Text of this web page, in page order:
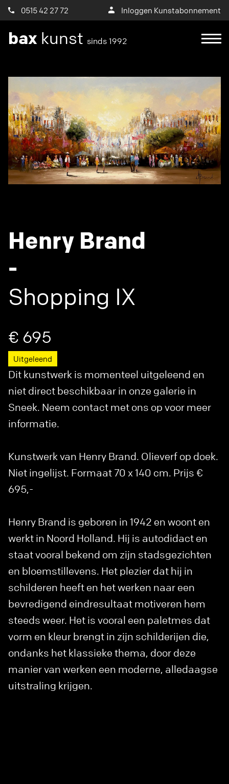
0515 42 27 72 Inloggen Kunstabonnement
bax kunst sinds 1992
Henry Brand
-
Shopping IX
€ 695
Uitgeleend
Dit kunstwerk is momenteel uitgeleend en
niet direct beschikbaar in onze galerie in
Sneek. Neem contact met ons op voor meer
informatie.
Kunstwerk van Henry Brand. Olieverf op doek.
Niet ingelijst. Formaat 70 x 140 cm. Prijs €
695,-
Henry Brand is geboren in 1942 en woont en
werkt in Noord Holland. Hij is autodidact en
staat vooral bekend om zijn stadsgezichten
en bloemstillevens. Het plezier dat hij in
schilderen heeft en het werken naar een
bevredigend eindresultaat motiveren hem
steeds weer. Het is vooral een paletmes dat
vorm en kleur brengt in zijn schilderijen die,
ondanks het klassieke thema, door deze
manier van werken een moderne, alledaagse
uitstraling krijgen.